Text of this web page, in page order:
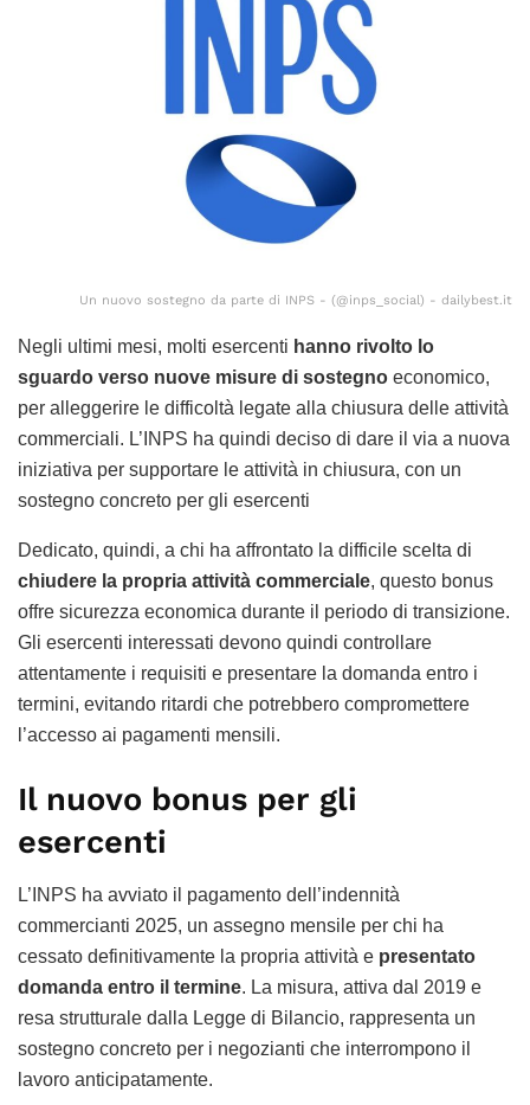
Un nuovo sostegno da parte di INPS - (@inps_social) - dailybest.it
Negli ultimi mesi, molti esercenti hanno rivolto lo
sguardo verso nuove misure di sostegno economico,
per alleggerire le difficoltà legate alla chiusura delle attività
commerciali. L’INPS ha quindi deciso di dare il via a nuova
iniziativa per supportare le attività in chiusura, con un
sostegno concreto per gli esercenti
Dedicato, quindi, a chi ha affrontato la difficile scelta di
chiudere la propria attività commerciale, questo bonus
offre sicurezza economica durante il periodo di transizione.
Gli esercenti interessati devono quindi controllare
attentamente i requisiti e presentare la domanda entro i
termini, evitando ritardi che potrebbero compromettere
l’accesso ai pagamenti mensili.
Il nuovo bonus per gli
esercenti
L’INPS ha avviato il pagamento dell’indennità
commercianti 2025, un assegno mensile per chi ha
cessato definitivamente la propria attività e presentato
domanda entro il termine. La misura, attiva dal 2019 e
resa strutturale dalla Legge di Bilancio, rappresenta un
sostegno concreto per i negozianti che interrompono il
lavoro anticipatamente.